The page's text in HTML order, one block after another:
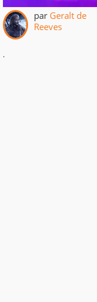
par Geralt de
Reeves
.